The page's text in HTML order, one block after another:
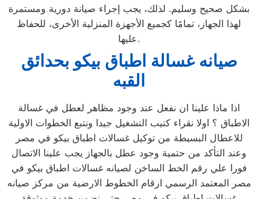
بشكل صحيح وسليم. لذلك، يجب إجراء صيانة دورية ومستمرة
لهذا الجهاز، تمامًا كجميع الأجهزة المنزلية الأخرى، للحفاظ
عليها.
صيانه غسالة اطباق بيكو بحدائق
القبه
اذا ماذا علينا ان نفعل عند وجود مظاهر لعطل في غسالة
الاطباق ؟ اولا نقراء كتيب التشغيل جيدا ونتبع الخطوات الاولية
للاعطال البسيطة من توكيل غسالات اطباق بيكو في مصر
وعند التأكد من حتمية وجود عطل بالجهاز يجب علينا الاتصال
فورا علي رقم الخط الساخن لصيانه غسالات اطباق بيكو في
مصر المعتمد الرسمي ارقام الخطوط الارضية من مركز صيانه